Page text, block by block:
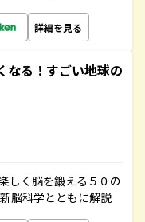
詳細を見る
なる！すごい地球の
しく脳を鍛える５０の
脳科学とともに解説